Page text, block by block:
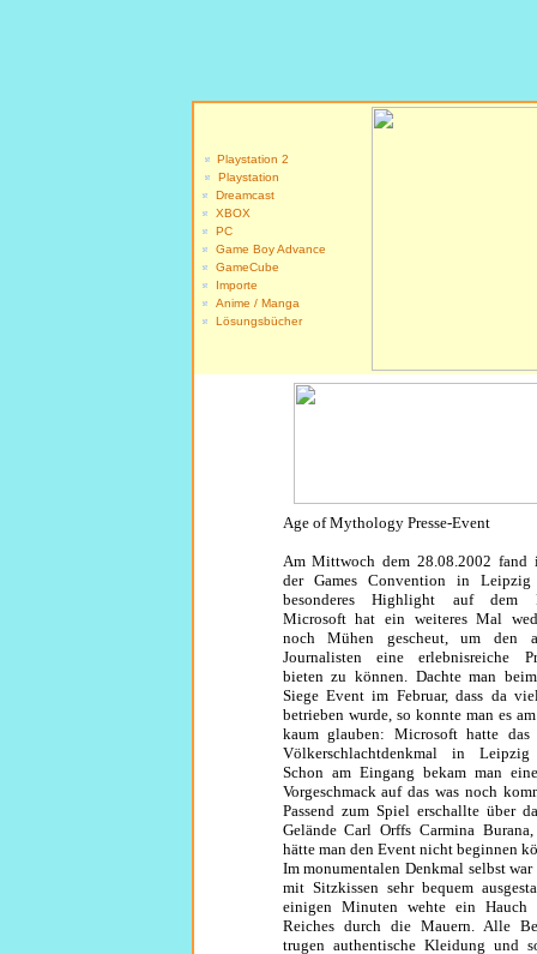
Playstation 2
Playstation
Dreamcast
XBOX
PC
Game Boy Advance
GameCube
Importe
Anime / Manga
Lösungsbücher
Age of Mythology Presse-Event
Am Mittwoch dem 28.08.2002 fand
der Games Convention in
besonderes Highlight auf dem
Microsoft hat ein weiteres Mal
noch Mühen gescheut, um den
Journalisten eine erlebnisreiche
bieten zu können. Dachte man
Siege Event im Februar, dass da
betrieben wurde, so konnte man es
kaum glauben: Microsoft hatte das
Völkerschlachtdenkmal in Leipzig
Schon am Eingang bekam man
Vorgeschmack auf das was noch
Passend zum Spiel erschallte über
Gelände Carl Orffs Carmina Burana,
hätte man den Event nicht beginnen
Im monumentalen Denkmal selbst
mit Sitzkissen sehr bequem
einigen Minuten wehte ein Hauch
Reiches durch die Mauern. Alle
trugen authentische Kleidung und